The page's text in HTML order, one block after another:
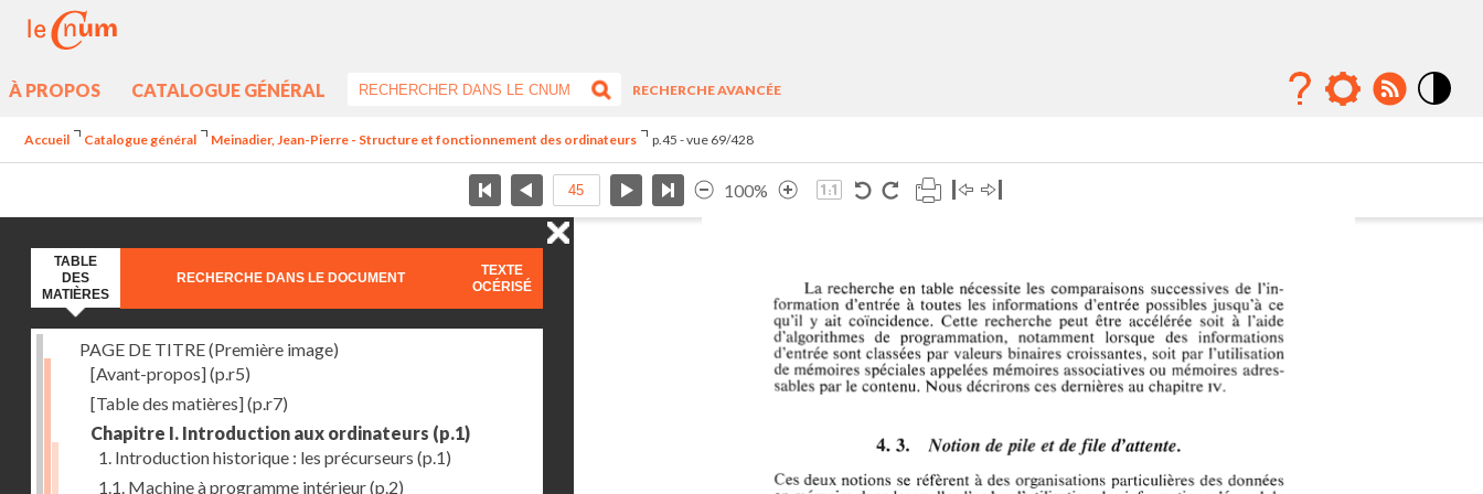
À PROPOS CATALOGUE GÉNÉRAL
RECHERCHE AVANCÉE
Accueil Catalogue général Meinadier, Jean-Pierre - Structure et fonctionnement des ordinateurs p.45 - vue 69/428
100%
TABLE
DES
MATIÈRES
RECHERCHE DANS LE DOCUMENT
TEXTE
OCÉRISÉ
PAGE DE TITRE (Première image)
[Avant-propos](p.r5)
[Table des matières](p.r7)
Chapitre I. Introduction aux ordinateurs (p.1)
1. Introduction historique : les précurseurs (p.1)
1.1. Machine à programme intérieur(p.2)